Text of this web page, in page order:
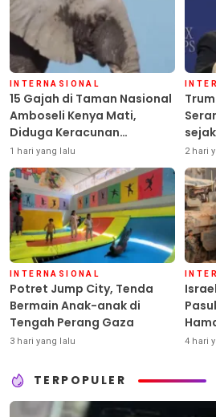
INTERNASIONAL
15 Gajah di Taman Nasional
Amboseli Kenya Mati,
Diduga Keracunan
Pestisida
1 hari yang lalu 2 hari
INTERNASIONAL
Potret Jump City, Tenda
Bermain Anak-anak di
Tengah Perang Gaza
3 hari yang lalu 4 hari
TERPOPULER